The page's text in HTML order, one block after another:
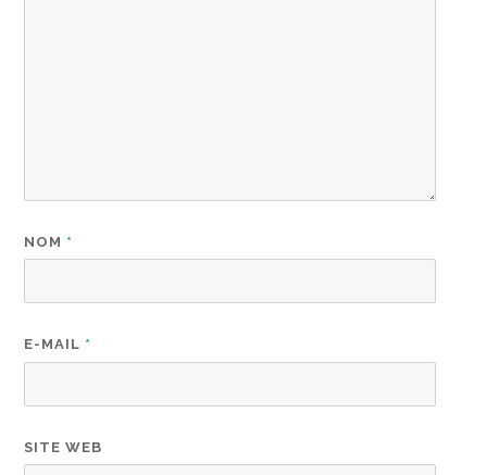
NOM *
E-MAIL *
SITE WEB